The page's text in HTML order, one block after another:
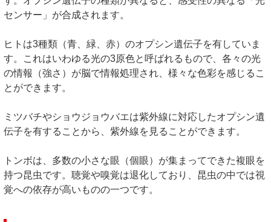
センサー」が合成されます。
ヒトは3種類（青、緑、赤）のオプシン遺伝子を有していま
す。これはいわゆる光の3原色と呼ばれるもので、各々の光
の情報（強さ）が脳で情報処理され、様々な色彩を感じるこ
とができます。
ミツバチやショウジョウバエは紫外線に対応したオプシン遺
伝子を有することから、紫外線を見ることができます。
トンボは、多数の小さな眼（個眼）が集まってできた複眼を
持つ昆虫です。聴覚や嗅覚は退化しており、昆虫の中では視
覚への依存が高いものの一つです。